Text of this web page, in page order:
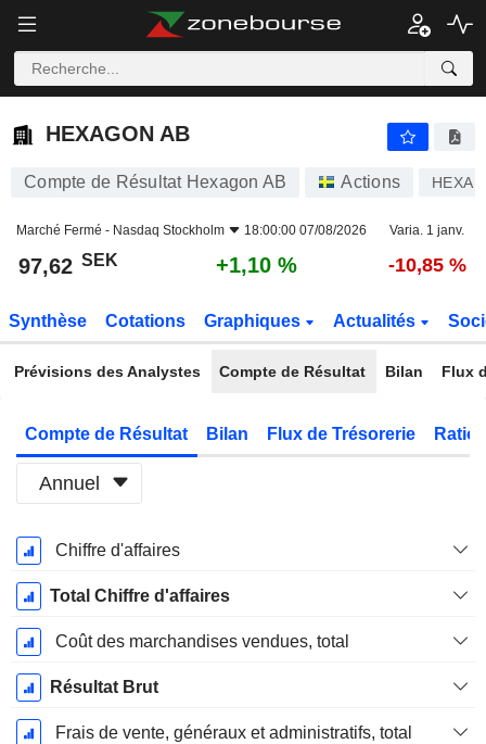
HEXAGON AB
HEXAGON AB
Compte de Résultat Hexagon AB Actions HEXA B
Marché Fermé - Nasdaq Stockholm 18:00:00 07/08/2026 Varia. 1 janv.
97,62 SEK +1,10 % -10,85 %
Synthèse Cotations Graphiques Actualités
Prévisions des Analystes Compte de Résultat Bilan Flux
Compte de Résultat Bilan Flux de Trésorerie
Annuel
Période
Fiscale:
Décembre
Chiffre d'affaires
Total Chiffre d'affaires
Coût des marchandises vendues, total
Résultat Brut
Frais de vente, généraux et administratifs, total